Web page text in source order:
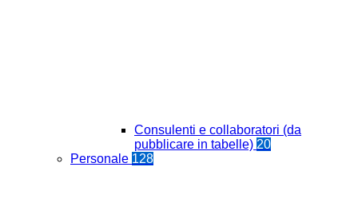
Consulenti e collaboratori (da
pubblicare in tabelle) 20
Personale 128